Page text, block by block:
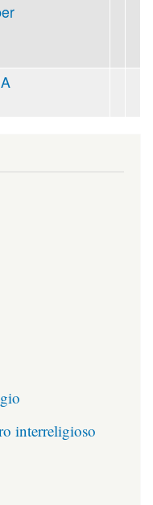
interreligioso